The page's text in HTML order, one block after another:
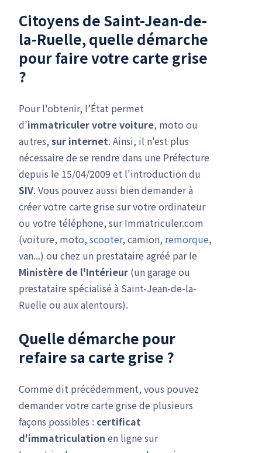
Citoyens de Saint-Jean-de-
la-Ruelle, quelle démarche
pour faire votre carte grise
?
Pour l'obtenir, l’État permet
d'immatriculer votre voiture, moto ou
autres, sur internet. Ainsi, il n'est plus
nécessaire de se rendre dans une Préfecture
depuis le 15/04/2009 et l'introduction du
SIV. Vous pouvez aussi bien demander à
créer votre carte grise sur votre ordinateur
ou votre téléphone, sur Immatriculer.com
(voiture, moto, scooter, camion, remorque,
van...) ou chez un prestataire agréé par le
Ministère de l'Intérieur (un garage ou
prestataire spécialisé à Saint-Jean-de-la-
Ruelle ou aux alentours).
Quelle démarche pour
refaire sa carte grise ?
Comme dit précédemment, vous pouvez
demander votre carte grise de plusieurs
façons possibles : certificat
d'immatriculation en ligne sur